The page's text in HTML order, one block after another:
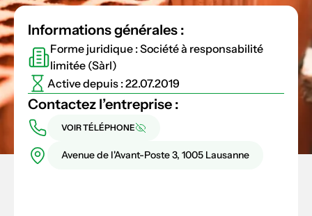
Informations générales :
Forme juridique : Société à responsabilité
limitée (Sàrl)
Active depuis : 22.07.2019
Contactez l’entreprise :
VOIR TÉLÉPHONE
Avenue de l'Avant-Poste 3, 1005 Lausanne